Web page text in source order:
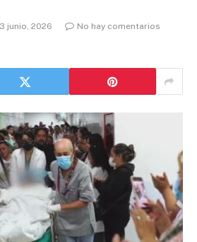
3 junio, 2026
No hay comentarios